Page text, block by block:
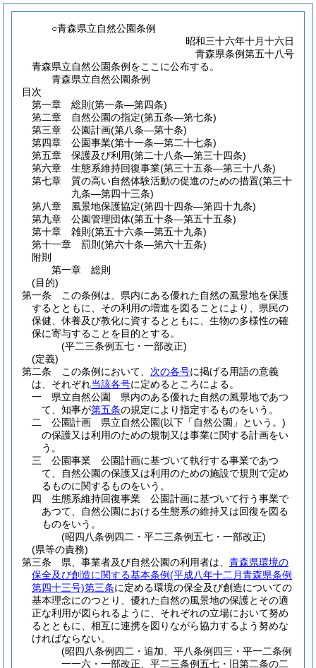
○青森県立自然公園条例
昭和三十六年十月十六日
青森県条例第五十八号
青森県立自然公園条例をここに公布する。
青森県立自然公園条例
目次
第一章
総則 (第一条―第四条)
第二章
自然公園の指定(第五条―第七条)
第三章
公園計画(第八条―第十条)
第四章
公園事業(第十一条―第二十七条)
第五章
保護及び利用(第二十八条―第三十四条)
第六章
生態系維持回復事業(第三十五条―第三十八条)
第七章
質の高い自然体験活動の促進のための措置(第三十
九条―第四十三条)
第八章
風景地保護協定(第四十四条―第四十九条)
第九章
公園管理団体(第五十条―第五十五条)
第十章
雑則 (第五十六条―第五十九条)
第十一章
罰則 (第六十条―第六十五条)
附則
第一章
総則
(目的)
第一条
この条例は、県内にある優れた自然の風景地を保護
するとともに、その利用の増進を図ることにより、県民の
保健、休養及び教化に資するとともに、生物の多様性の確
保に寄与することを目的とする。
(平二三条例五七・一部改正)
(定義)
第二条
この条例において、 次の各号に掲げる用語の意義
は、それぞれ当該各号に定めるところによる。
一
県立自然公園 県内のある優れた自然の風景地であつ
て、知事が第五条の規定により指定するものをいう。
二
公園計画 県立自然公園(以下「自然公園」という。)
の保護又は利用のための規制又は事業に関する計画をい
う。
三
公園事業 公園計画に基づいて執行する事業であつ
て、自然公園の保護又は利用のための施設で規則で定め
るものに関するものをいう。
四
生態系維持回復事業 公園計画に基づいて行う事業で
あつて、自然公園における生態系の維持又は回復を図る
ものをいう。
(昭四八条例四二・平二三条例五七・一部改正)
(県等の責務)
第三条
県、事業者及び自然公園の利用者は、 青森県環境の
保全及び創造に関する基本条例(平成八年十二月青森県条例
第四十三号)第三条に定める環境の保全及び創造についての
基本理念にのつとり、優れた自然の風景地の保護とその適
正な利用が図られるように、それぞれの立場において努め
るとともに、相互に連携を図りながら協力するよう努めな
ければならない。
(昭四八条例四二・追加、平八条例四三・平一二条例
一一六・一部改正、平二三条例五七・旧第二条の二